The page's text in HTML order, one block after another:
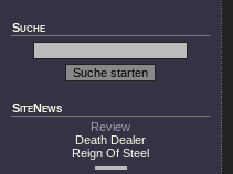
Suche
SiteNews
Review
Death Dealer
Reign Of Steel